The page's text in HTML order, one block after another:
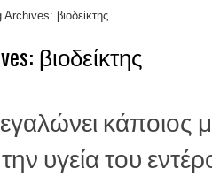
Archives: βιοδείκτης
βιοδείκτης
κάποιος
υγεία του